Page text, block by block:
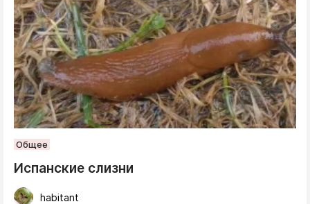
Общее
Испанские слизни
habitant